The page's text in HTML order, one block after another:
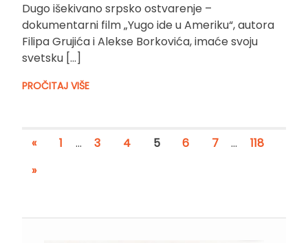
Dugo išekivano srpsko ostvarenje –
dokumentarni film „Yugo ide u Ameriku“, autora
Filipa Grujića i Alekse Borkovića, imaće svoju
svetsku […]
PROČITAJ VIŠE
« 1 … 3 4 5 6 7 …
118
»